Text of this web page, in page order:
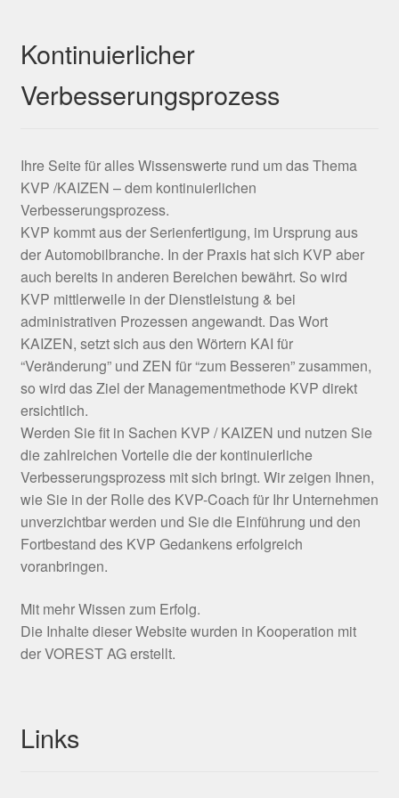
Kontinuierlicher
Verbesserungsprozess
Ihre Seite für alles Wissenswerte rund um das Thema
KVP /KAIZEN – dem kontinuierlichen
Verbesserungsprozess.
KVP kommt aus der Serienfertigung, im Ursprung aus
der Automobilbranche. In der Praxis hat sich KVP aber
auch bereits in anderen Bereichen bewährt. So wird
KVP mittlerweile in der Dienstleistung & bei
administrativen Prozessen angewandt. Das Wort
KAIZEN, setzt sich aus den Wörtern KAI für
“Veränderung” und ZEN für “zum Besseren” zusammen,
so wird das Ziel der Managementmethode KVP direkt
ersichtlich.
Werden Sie fit in Sachen KVP / KAIZEN und nutzen Sie
die zahlreichen Vorteile die der kontinuierliche
Verbesserungsprozess mit sich bringt. Wir zeigen Ihnen,
wie Sie in der Rolle des KVP-Coach für Ihr Unternehmen
unverzichtbar werden und Sie die Einführung und den
Fortbestand des KVP Gedankens erfolgreich
voranbringen.
Mit mehr Wissen zum Erfolg.
Die Inhalte dieser Website wurden in Kooperation mit
der VOREST AG erstellt.
Links